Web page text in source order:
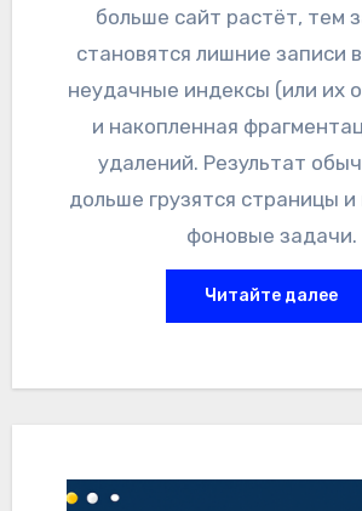
больше сайт растёт, тем
становятся лишние записи
неудачные индексы (или их
и накопленная
удалений. Результат
дольше грузятся страницы
фоновые задачи.
Читайте далее